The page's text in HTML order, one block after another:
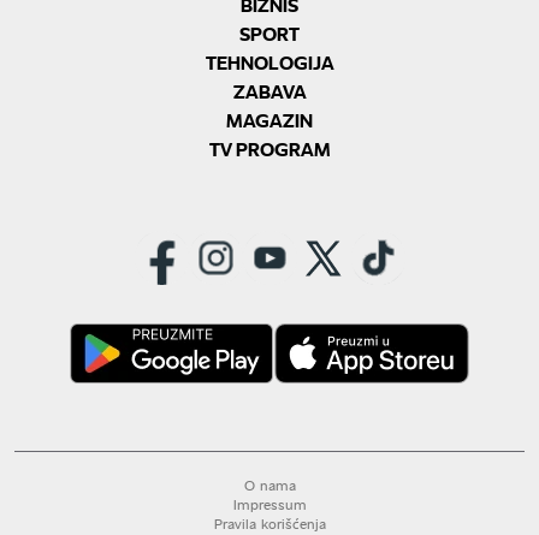
SPORT
TEHNOLOGIJA
ZABAVA
MAGAZIN
TV PROGRAM
O nama
Impressum
Pravila korišćenja